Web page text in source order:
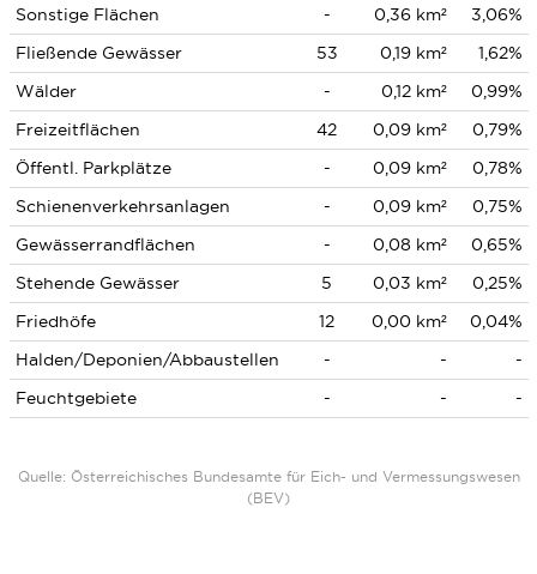
Sonstige Flächen - 0,36 km²
3,06%
Fließende Gewässer
53 0,19 km²
1,62%
Wälder
- 0,12 km²
0,99%
Freizeitflächen
42 0,09 km²
0,79%
Öffentl. Parkplätze
- 0,09 km²
0,78%
Schienenverkehrsanlagen
- 0,09 km²
0,75%
Gewässerrandflächen
- 0,08 km²
0,65%
Stehende Gewässer
5 0,03 km²
0,25%
Friedhöfe
12 0,00 km²
0,04%
Halden/Deponien/Abbaustellen
- -
-
Feuchtgebiete
- - -
Quelle: Österreichisches Bundesamte für Eich- und Vermessungswesen
(BEV)